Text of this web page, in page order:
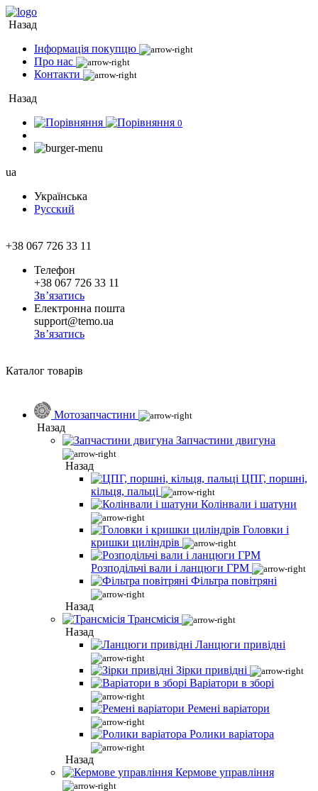
Назад
Інформація покупцю
Про нас
Контакти
Назад
0
ua
Українська
Русский
+38 067 726 33 11
Телефон
+38 067 726 33 11
Зв’язатись
Електронна пошта
support@temo.ua
Зв’язатись
Каталог товарів
Мотозапчастини
Назад
Запчастини двигуна
Назад
ЦПГ, поршні,
кільця, пальці
Колінвали і шатуни
Головки і
кришки циліндрів
Розподільчі вали і ланцюги ГРМ
Фільтра повітряні
Назад
Трансмісія
Назад
Ланцюги привідні
Зірки привідні
Варіатори в зборі
Ремені варіатори
Ролики варіатора
Назад
Кермове управління